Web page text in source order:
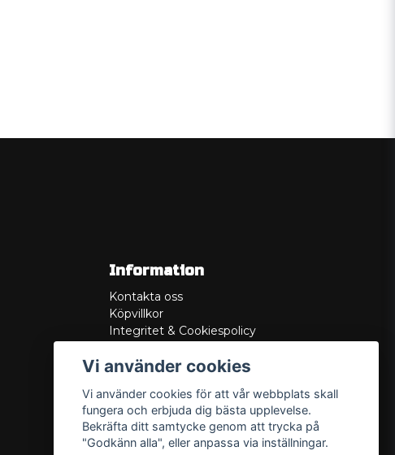
Information
Kontakta oss
Köpvillkor
Integritet & Cookiespolicy
Service/Garanti
Lådritning
Om oss
Vi använder cookies
Vi använder cookies för att vår webbplats skall
fungera och erbjuda dig bästa upplevelse.
Bekräfta ditt samtycke genom att trycka på
"Godkänn alla", eller anpassa via inställningar.